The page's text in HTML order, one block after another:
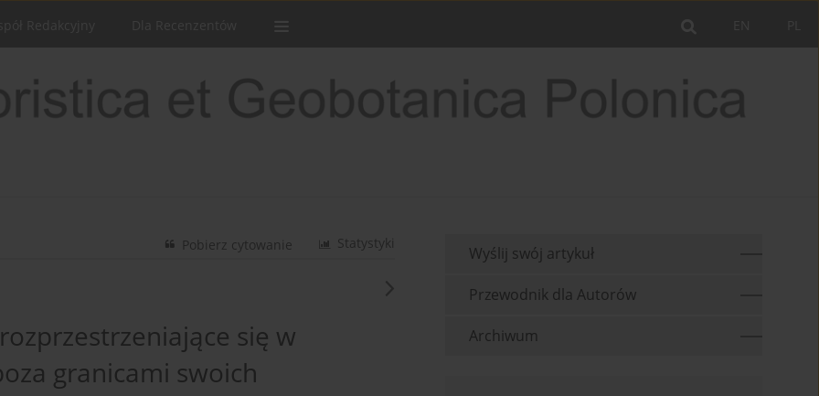
Statystyki
Pobierz cytowanie
się w
granicami swoich
Wyślij swój artykuł
Przewodnik dla Autorów
Archiwum